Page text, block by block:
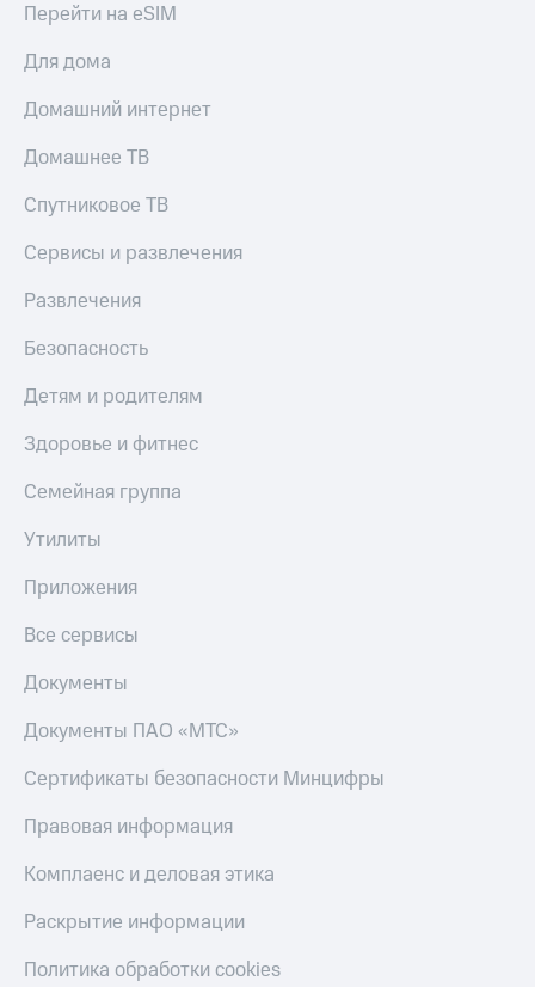
Перейти на eSIM
Для дома
Домашний интернет
Домашнее ТВ
Спутниковое ТВ
Сервисы и развлечения
Развлечения
Безопасность
Детям и родителям
Здоровье и фитнес
Семейная группа
Утилиты
Приложения
Все сервисы
Документы
Документы ПАО «МТС»
Сертификаты безопасности Минцифры
Правовая информация
Комплаенс и деловая этика
Раскрытие информации
Политика обработки cookies